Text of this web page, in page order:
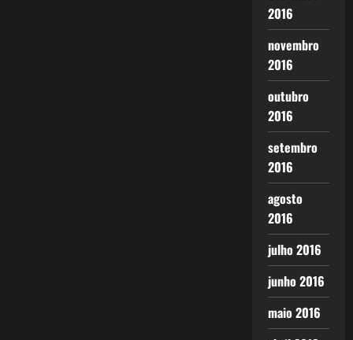
2016
novembro
2016
outubro
2016
setembro
2016
agosto
2016
julho 2016
junho 2016
maio 2016